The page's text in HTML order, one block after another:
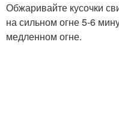
Обжаривайте кусочки
на сильном огне 5-6
медленном огне.